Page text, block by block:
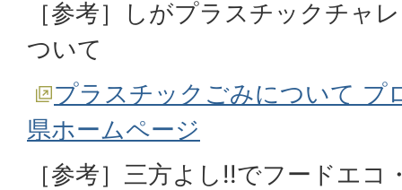
［参考］しがプラスチックチャ
ついて
プラスチックごみについて プ
県ホームページ
［参考］三方よし!!でフードエ